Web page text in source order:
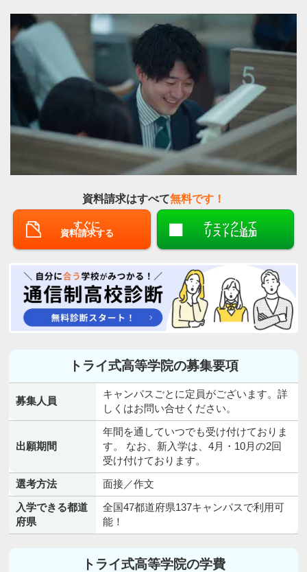
資料請求はすべて無料です！
すぐに
資料請求する
チェックして
リストに追加
トライ式高等学院の募集要項
募集人員
キャンパスごとに定員がございます。詳
しくはお問い合せください。
出願期間
年間を通していつでも受け付けておりま
す。 なお、新入学は、4月・10月の2回
受け付けております。
選考方法
面接／作文
入学できる都道
府県
全国47都道府県137キャンパスで利用可
能！
トライ式高等学院の学費